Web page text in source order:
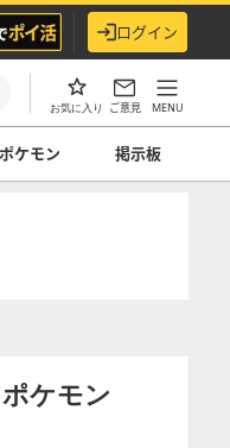
ログイン
お気に入り ご意見 MENU
ケモン 掲示板
ケモン